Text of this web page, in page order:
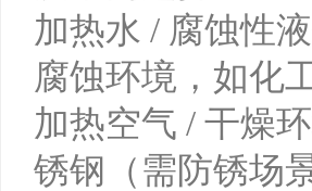
加热水 / 腐蚀性
腐蚀环境，如化
加热空气 / 干燥
锈钢（需防锈场